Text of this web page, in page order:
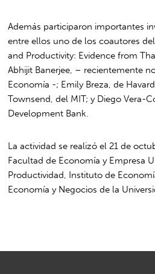
Además participaron importantes
entre ellos uno de los coautores
and Productivity: Evidence from
Abhijit Banerjee, – recientemente
Economía -; Emily Breza, de
Townsend, del MIT; y Diego Vera-
Development Bank.
La actividad se realizó el 21 de
Facultad de Economía y Empresa
Productividad, Instituto de
Economía y Negocios de la